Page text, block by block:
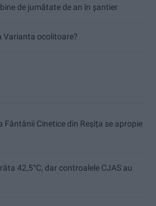
de jumătate de an în șantier
Varianta ocolitoare?
Fântânii Cinetice din Reșița se apropie
42,5°C, dar controalele CJAS au